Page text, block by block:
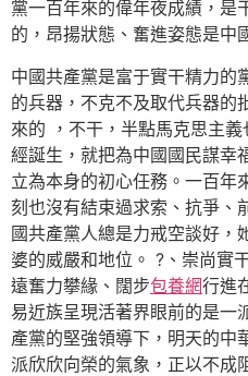
黨一百年來的偉年夜成績，是
的，昂揚狀態、奮進姿態是中
中國共產黨是富于實干精力的
的兵器，不克不及取代兵器的
來的 ，不干，半點馬克思主義
經誕生，就把為中國國民謀幸
立為本身的初心任務。一百年
刻也沒有結束過求索、抗爭、
國共產黨人總是力戒空談好，
婆的威嚴和地位。 ?、崇尚實
遠奮力攀緣、闊步包養網行進
易近族呈現活著界眼前的是一
產黨的堅強領導下，明天的中
派欣欣向榮的氣象，正以不成